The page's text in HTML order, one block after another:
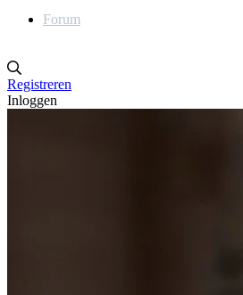
Forum
Registreren
Inloggen